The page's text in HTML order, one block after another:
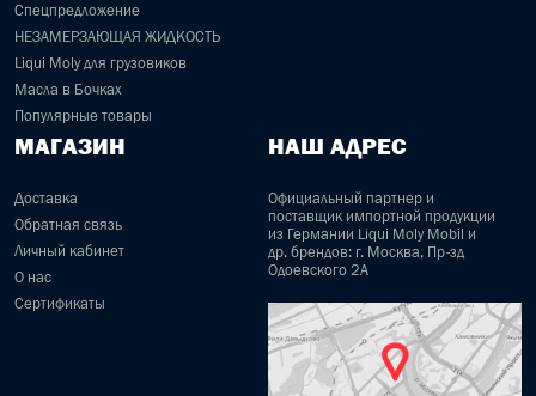
Спецпредложение
НЕЗАМЕРЗАЮЩАЯ ЖИДКОСТЬ
Liqui Moly для грузовиков
Масла в Бочках
Популярные товары
МАГАЗИН
Доставка
Обратная связь
Личный кабинет
О нас
Сертификаты
НАШ АДРЕС
Официальный партнер и
поставщик импортной продукции
из Германии Liqui Moly Mobil и
др. брендов: г. Москва, Пр-зд
Одоевского 2А